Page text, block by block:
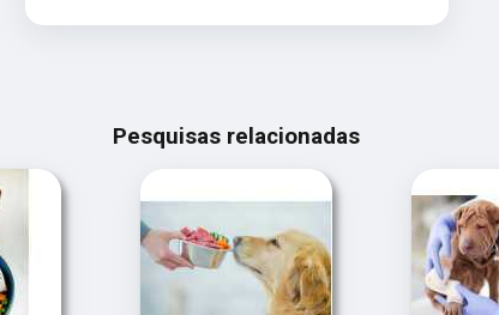
Pesquisas relacionadas